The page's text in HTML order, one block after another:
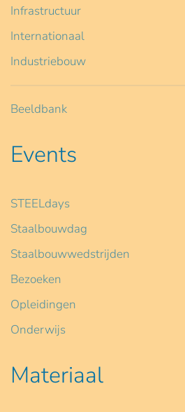
Infrastructuur
Internationaal
Industriebouw
Beeldbank
Events
STEELdays
Staalbouwdag
Staalbouwwedstrijden
Bezoeken
Opleidingen
Onderwijs
Materiaal